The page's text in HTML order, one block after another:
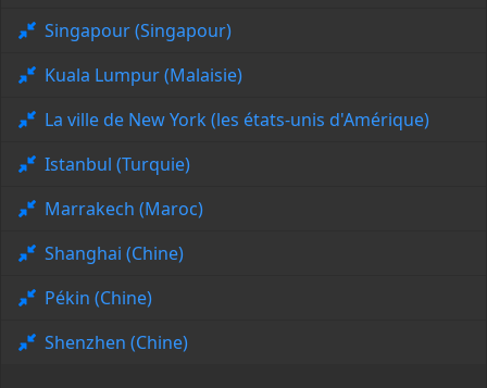
Singapour (Singapour)
Kuala Lumpur (Malaisie)
La ville de New York (les états-unis d'Amérique)
Istanbul (Turquie)
Marrakech (Maroc)
Shanghai (Chine)
Pékin (Chine)
Shenzhen (Chine)